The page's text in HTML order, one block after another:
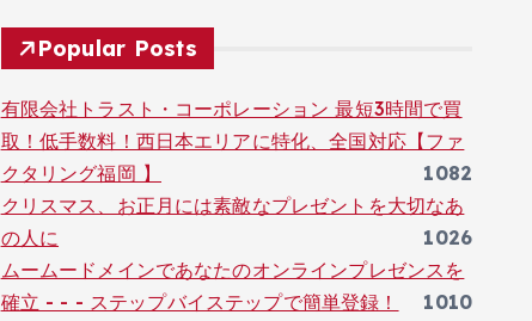
Popular Posts
有限会社トラスト・コーポレーション 最短3時間で買
取！低手数料！西日本エリアに特化、全国対応【ファ
クタリング福岡 】
1082
クリスマス、お正月には素敵なプレゼントを大切なあ
の人に
1026
ムームードメインであなたのオンラインプレゼンスを
確立 - - - ステップバイステップで簡単登録！
1010